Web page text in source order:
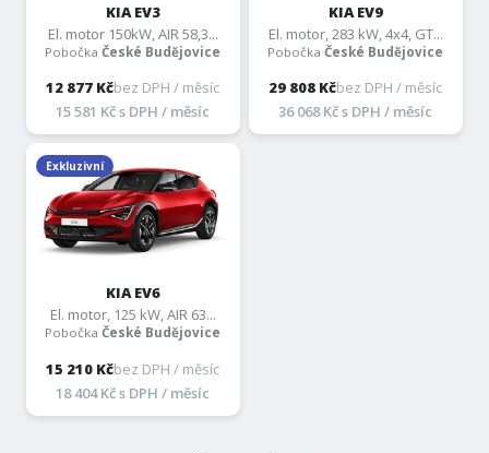
KIA EV3
El. motor 150kW, AIR 58,3...
PobočkaČeské Budějovice
12 877 Kčbez DPH / měsíc
15 581 Kč s DPH / měsíc
KIA EV9
El. motor, 283 kW, 4x4, GT...
PobočkaČeské Budějovice
29 808 Kčbez DPH / měsíc
36 068 Kč s DPH / měsíc
Exkluzivní
KIA EV6
El. motor, 125 kW, AIR 63...
PobočkaČeské Budějovice
15 210 Kčbez DPH / měsíc
18 404 Kč s DPH / měsíc